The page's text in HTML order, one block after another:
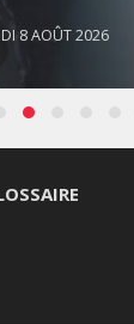
8 AOÛT 2026